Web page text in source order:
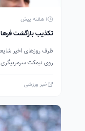
1 هفته پیش
تکذیب بازگشت
ظرف روزهای اخیر
روی نیمکت
خبر ورزشی